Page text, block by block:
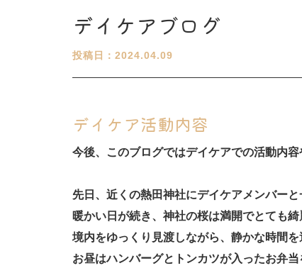
デイケアブログ
投稿日：2024.04.09
デイケア活動内容
今後、このブログではデイケアでの活動内
先日、近くの熱田神社にデイケアメンバーと
暖かい日が続き、神社の桜は満開でとても綺
境内をゆっくり見渡しながら、静かな時間を
お昼はハンバーグとトンカツが入ったお弁